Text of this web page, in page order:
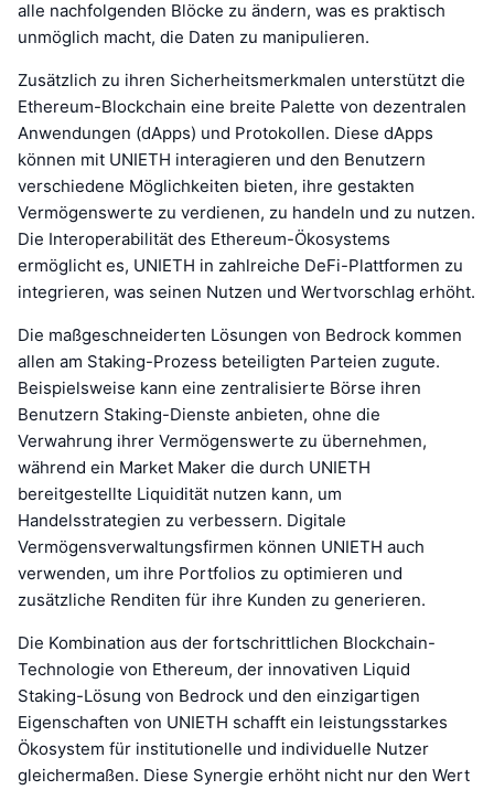
alle nachfolgenden Blöcke zu ändern, was es praktisch
unmöglich macht, die Daten zu manipulieren.
Zusätzlich zu ihren Sicherheitsmerkmalen unterstützt die
Ethereum-Blockchain eine breite Palette von dezentralen
Anwendungen (dApps) und Protokollen. Diese dApps
können mit UNIETH interagieren und den Benutzern
verschiedene Möglichkeiten bieten, ihre gestakten
Vermögenswerte zu verdienen, zu handeln und zu nutzen.
Die Interoperabilität des Ethereum-Ökosystems
ermöglicht es, UNIETH in zahlreiche DeFi-Plattformen zu
integrieren, was seinen Nutzen und Wertvorschlag erhöht.
Die maßgeschneiderten Lösungen von Bedrock kommen
allen am Staking-Prozess beteiligten Parteien zugute.
Beispielsweise kann eine zentralisierte Börse ihren
Benutzern Staking-Dienste anbieten, ohne die
Verwahrung ihrer Vermögenswerte zu übernehmen,
während ein Market Maker die durch UNIETH
bereitgestellte Liquidität nutzen kann, um
Handelsstrategien zu verbessern. Digitale
Vermögensverwaltungsfirmen können UNIETH auch
verwenden, um ihre Portfolios zu optimieren und
zusätzliche Renditen für ihre Kunden zu generieren.
Die Kombination aus der fortschrittlichen Blockchain-
Technologie von Ethereum, der innovativen Liquid
Staking-Lösung von Bedrock und den einzigartigen
Eigenschaften von UNIETH schafft ein leistungsstarkes
Ökosystem für institutionelle und individuelle Nutzer
gleichermaßen. Diese Synergie erhöht nicht nur den Wert